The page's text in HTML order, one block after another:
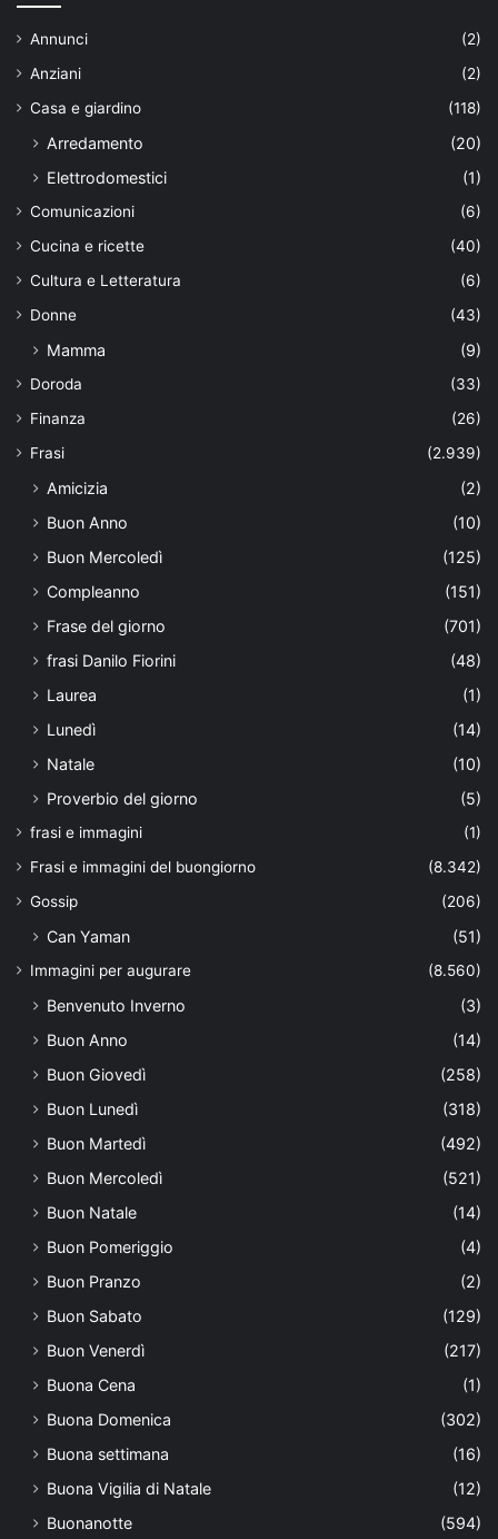
Annunci
(2)
Anziani
(2)
Casa e giardino
(118)
Arredamento
(20)
Elettrodomestici
(1)
Comunicazioni
(6)
Cucina e ricette
(40)
Cultura e Letteratura
(6)
Donne
(43)
Mamma (9)
Doroda
(33)
Finanza
(26)
Frasi
(2.939)
Amicizia
(2)
Buon Anno
(10)
Buon Mercoledì
(125)
Compleanno
(151)
Frase del giorno
(701)
frasi Danilo Fiorini
(48)
Laurea
(1)
Lunedì
(14)
Natale
(10)
Proverbio del giorno
(5)
frasi e immagini
(1)
Frasi e immagini del buongiorno
(8.342)
Gossip
(206)
Can Yaman (51)
Immagini per augurare (8.560)
Benvenuto Inverno
(3)
Buon Anno
(14)
Buon Giovedì
(258)
Buon Lunedì
(318)
Buon Martedì
(492)
Buon Mercoledì
(521)
Buon Natale
(14)
Buon Pomeriggio
(4)
Buon Pranzo
(2)
Buon Sabato
(129)
Buon Venerdì
(217)
Buona Cena
(1)
Buona Domenica
(302)
Buona settimana
(16)
Buona Vigilia di Natale
(12)
Buonanotte
(594)